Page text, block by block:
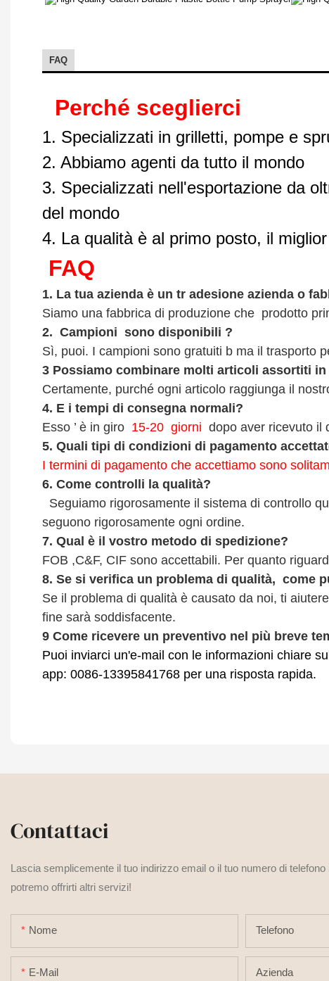
FAQ
Perché sceglierci
1. Specializzati in grilletti, pompe e
2. Abbiamo agenti da tutto il mondo
3. Specializzati nell'esportazione da
del mondo
4. La qualità è al primo posto, il
FAQ
1. La tua azienda è un tr adesione azienda o
Siamo una fabbrica di produzione che prodotto
2. Campioni sono disponibili ?
Sì, puoi. I campioni sono gratuiti b ma il trasporto
3 Possiamo combinare molti articoli assortiti
Certamente, purché ogni articolo raggiunga il
4. E i tempi di consegna normali?
Esso ’ è in giro 15-20 giorni dopo aver ricevuto il
5. Quali tipi di condizioni di pagamento
I termini di pagamento che accettiamo sono
6. Come controlli la qualità?
Seguiamo rigorosamente il sistema di controllo
seguono rigorosamente ogni ordine.
7. Qual è il vostro metodo di spedizione?
FOB ,C&F, CIF sono accettabili. Per quanto
8. Se si verifica un problema di qualità, come
Se il problema di qualità è causato da noi, ti
fine sarà soddisfacente.
9 Come ricevere un preventivo nel più breve
Puoi inviarci un'e-mail con le informazioni chiare
app: 0086-13395841768 per una risposta rapida.
Contattaci
Lascia semplicemente il tuo indirizzo email o il tuo numero di
potremo offrirti altri servizi!
Nome Telefono
E-Mail Azienda